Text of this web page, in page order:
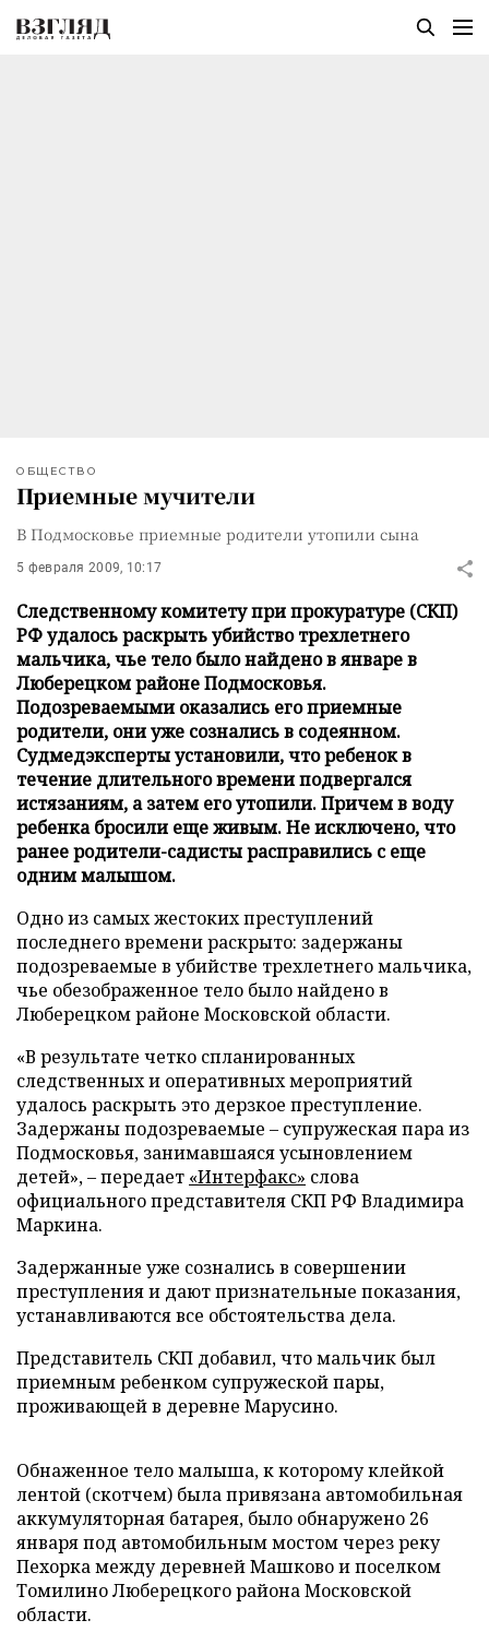
ОБЩЕСТВО
Приемные мучители
В Подмосковье приемные родители утопили сына
5 февраля 2009, 10:17
Следственному комитету при прокуратуре (СКП)
РФ удалось раскрыть убийство трехлетнего
мальчика, чье тело было найдено в январе в
Люберецком районе Подмосковья.
Подозреваемыми оказались его приемные
родители, они уже сознались в содеянном.
Судмедэксперты установили, что ребенок в
течение длительного времени подвергался
истязаниям, а затем его утопили. Причем в воду
ребенка бросили еще живым. Не исключено, что
ранее родители-садисты расправились с еще
одним малышом.
Одно из самых жестоких преступлений
последнего времени раскрыто: задержаны
подозреваемые в убийстве трехлетнего мальчика,
чье обезображенное тело было найдено в
Люберецком районе Московской области.
«В результате четко спланированных
следственных и оперативных мероприятий
удалось раскрыть это дерзкое преступление.
Задержаны подозреваемые – супружеская пара из
Подмосковья, занимавшаяся усыновлением
детей», – передает «Интерфакс» слова
официального представителя СКП РФ Владимира
Маркина.
Задержанные уже сознались в совершении
преступления и дают признательные показания,
устанавливаются все обстоятельства дела.
Представитель СКП добавил, что мальчик был
приемным ребенком супружеской пары,
проживающей в деревне Марусино.
Обнаженное тело малыша, к которому клейкой
лентой (скотчем) была привязана автомобильная
аккумуляторная батарея, было обнаружено 26
января под автомобильным мостом через реку
Пехорка между деревней Машково и поселком
Томилино Люберецкого района Московской
области.